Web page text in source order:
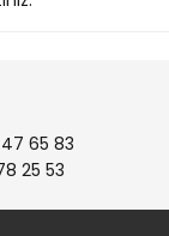
65 83
25 53